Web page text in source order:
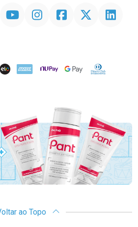
InstagramFacebookTwitter Linkedin
ELO AMEX NuPay Google PayDiners Club
Destaque
ao Topo